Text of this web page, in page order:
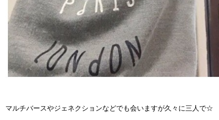
マルチバースやジェネクションなどでも会いますが久々に三人で☆